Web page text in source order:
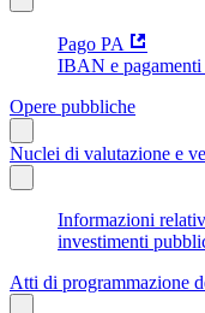
Pago PA
IBAN e
Opere pubbliche
Nuclei di valutazione e
Informazioni
investimenti
Atti di programmazione